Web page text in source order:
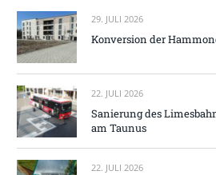
29. JULI 2026
Konversion der
22. JULI 2026
Sanierung des
am Taunus
22. JULI 2026